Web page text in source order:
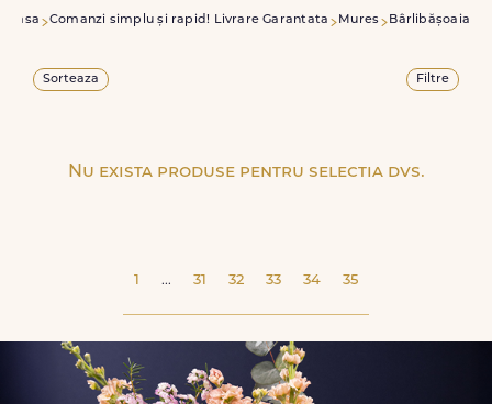
Acasa Comanzi simplu și rapid! Livrare Garantata Mures Bârlibășoaia
Sorteaza Filtre
Nu exista produse pentru selectia dvs.
1 ... 31 32 33 34 35